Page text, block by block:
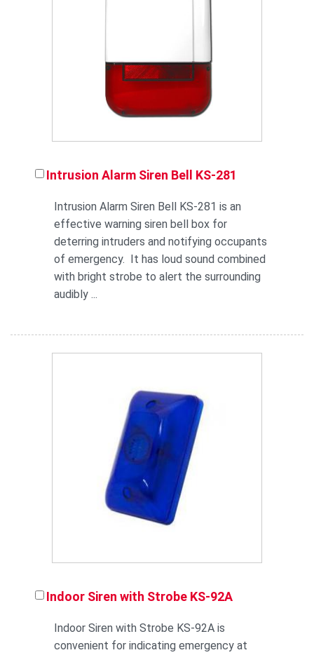
Intrusion Alarm Siren Bell KS-281
Intrusion Alarm Siren Bell KS-281 is an
effective warning siren bell box for
deterring intruders and notifying occupants
of emergency. It has loud sound combined
with bright strobe to alert the surrounding
audibly ...
Indoor Siren with Strobe KS-92A
Indoor Siren with Strobe KS-92A is
convenient for indicating emergency at